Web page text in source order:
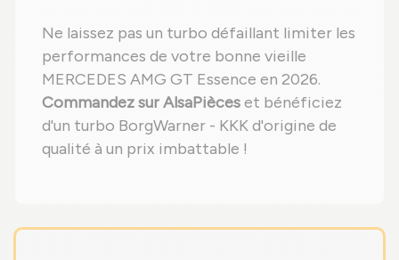
Ne laissez pas un turbo défaillant limiter les
performances de votre bonne vieille
MERCEDES AMG GT Essence en 2026.
Commandez sur AlsaPièceset bénéficiez
d'un turbo BorgWarner - KKK d'origine de
qualité à un prix imbattable !